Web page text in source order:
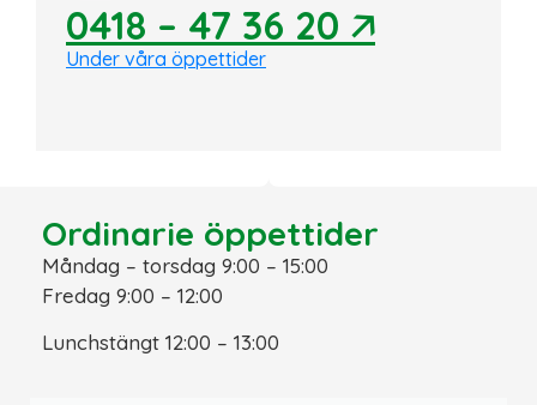
0418 – 47 36 20 🡥
Under våra öppettider
Ordinarie öppettider
Måndag – torsdag 9:00 – 15:00
Fredag 9:00 – 12:00
Lunchstängt 12:00 – 13:00